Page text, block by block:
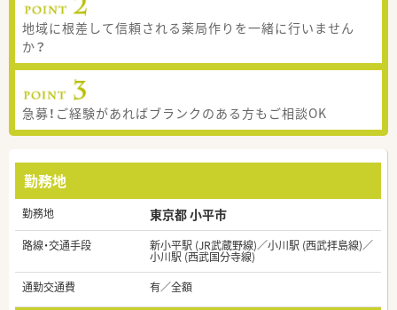
地域に根差して信頼される薬局作りを一緒に行いません
か？
急募！ご経験があればブランクのある方もご相談OK
勤務地
勤務地 東京都 小平市
路線・交通手段 新小平駅 (JR武蔵野線)／小川駅 (西武拝島線)／
小川駅 (西武国分寺線)
通勤交通費
有／全額